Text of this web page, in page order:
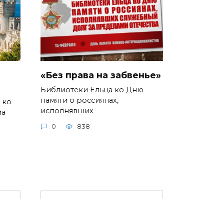
ко
«Без права на забвенье»
Библиотеки Ельца ко Дню
памяти о россиянах,
исполнявших
0 838